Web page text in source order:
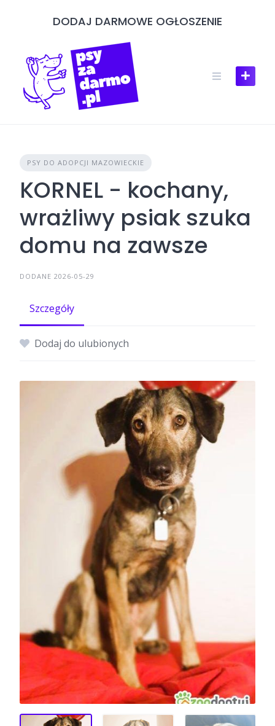
DODAJ DARMOWE OGŁOSZENIE
PSY DO ADOPCJI MAZOWIECKIE
KORNEL - kochany,
wrażliwy psiak szuka
domu na zawsze
DODANE 2026-05-29
Szczegóły
Dodaj do ulubionych